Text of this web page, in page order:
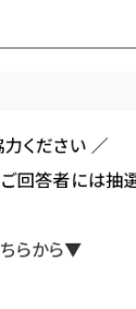
セミナー
ください ／
回答者には抽
らから▼